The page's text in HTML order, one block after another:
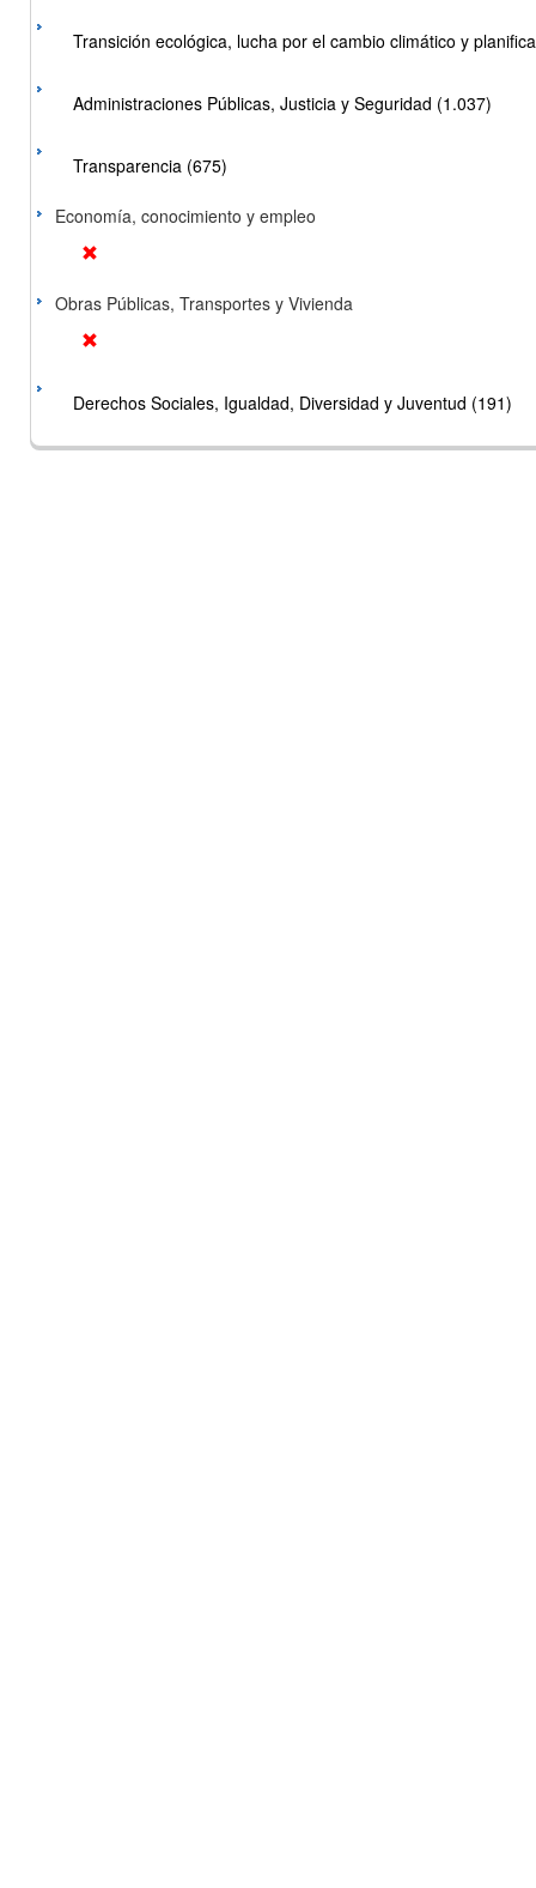
Transición ecológica, lucha por el cambio climático y
Administraciones Públicas, Justicia y Seguridad (1.037)
Transparencia (675)
Economía, conocimiento y empleo
Obras Públicas, Transportes y Vivienda
Derechos Sociales, Igualdad, Diversidad y Juventud (191)